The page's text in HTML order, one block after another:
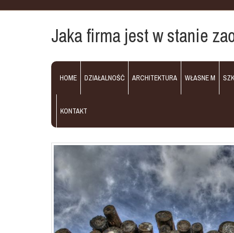
Jaka firma jest w stanie
HOME DZIAŁALNOŚĆ ARCHITEKTURA WŁASNE M
KONTAKT